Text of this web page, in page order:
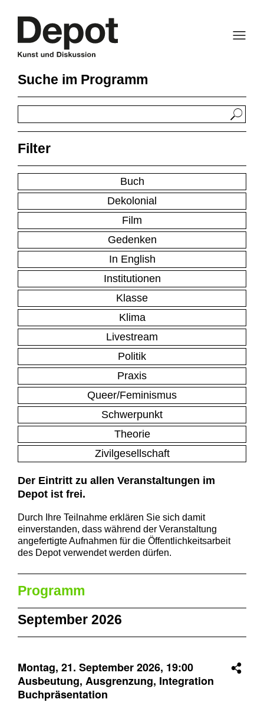
Inhalt
springen
Programm
September 2026
Montag, 21. September 2026, 19:00
Ausbeutung, Ausgrenzung, Integration
Buchpräsentation
Suche im Programm
Filter
Buch
Dekolonial
Film
Gedenken
In English
Institutionen
Klasse
Klima
Livestream
Politik
Praxis
Queer/Feminismus
Schwerpunkt
Theorie
Zivilgesellschaft
Der Eintritt zu allen Veranstaltungen im
Depot ist frei.
Durch Ihre Teilnahme erklären Sie sich damit
einverstanden, dass während der Veranstaltung
angefertigte Aufnahmen für die Öffentlichkeitsarbeit
des Depot verwendet werden dürfen.